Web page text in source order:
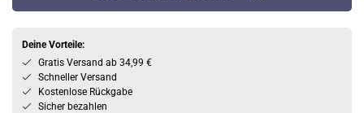
Deine Vorteile:
Gratis Versand ab 34,99 €
Schneller Versand
Kostenlose Rückgabe
Sicher bezahlen